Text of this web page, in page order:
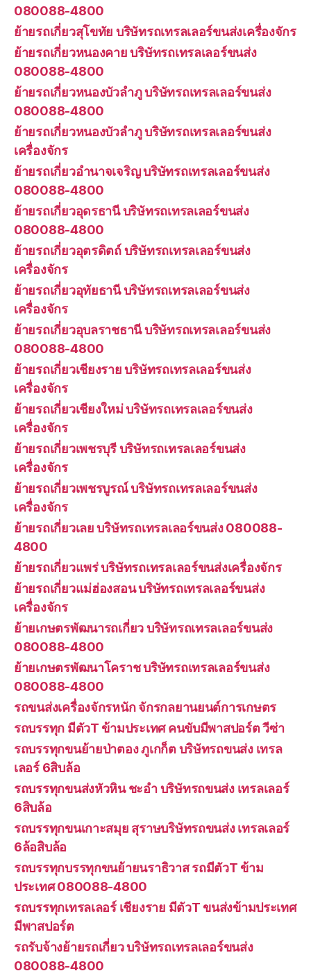
080088-4800
ย้ายรถเกี่ยวสุโขทัย บริษัทรถเทรลเลอร์ขนส่งเครื่องจักร
ย้ายรถเกี่ยวหนองคาย บริษัทรถเทรลเลอร์ขนส่ง
080088-4800
ย้ายรถเกี่ยวหนองบัวลำภู บริษัทรถเทรลเลอร์ขนส่ง
080088-4800
ย้ายรถเกี่ยวหนองบัวลำภู บริษัทรถเทรลเลอร์ขนส่ง
เครื่องจักร
ย้ายรถเกี่ยวอำนาจเจริญ บริษัทรถเทรลเลอร์ขนส่ง
080088-4800
ย้ายรถเกี่ยวอุดรธานี บริษัทรถเทรลเลอร์ขนส่ง
080088-4800
ย้ายรถเกี่ยวอุตรดิตถ์ บริษัทรถเทรลเลอร์ขนส่ง
เครื่องจักร
ย้ายรถเกี่ยวอุทัยธานี บริษัทรถเทรลเลอร์ขนส่ง
เครื่องจักร
ย้ายรถเกี่ยวอุบลราชธานี บริษัทรถเทรลเลอร์ขนส่ง
080088-4800
ย้ายรถเกี่ยวเชียงราย บริษัทรถเทรลเลอร์ขนส่ง
เครื่องจักร
ย้ายรถเกี่ยวเชียงใหม่ บริษัทรถเทรลเลอร์ขนส่ง
เครื่องจักร
ย้ายรถเกี่ยวเพชรบุรี บริษัทรถเทรลเลอร์ขนส่ง
เครื่องจักร
ย้ายรถเกี่ยวเพชรบูรณ์ บริษัทรถเทรลเลอร์ขนส่ง
เครื่องจักร
ย้ายรถเกี่ยวเลย บริษัทรถเทรลเลอร์ขนส่ง 080088-
4800
ย้ายรถเกี่ยวแพร่ บริษัทรถเทรลเลอร์ขนส่งเครื่องจักร
ย้ายรถเกี่ยวแม่ฮ่องสอน บริษัทรถเทรลเลอร์ขนส่ง
เครื่องจักร
ย้ายเกษตรพัฒนารถเกี่ยว บริษัทรถเทรลเลอร์ขนส่ง
080088-4800
ย้ายเกษตรพัฒนาโคราช บริษัทรถเทรลเลอร์ขนส่ง
080088-4800
รถขนส่งเครื่องจักรหนัก จักรกลยานยนต์การเกษตร
รถบรรทุก มีตัวT ข้ามประเทศ คนขับมีพาสปอร์ต วีซ่า
รถบรรทุกขนย้ายป่าตอง ภูเกก็ต บริษัทรถขนส่ง เทรล
เลอร์ 6สิบล้อ
รถบรรทุกขนส่งหัวหิน ชะอำ บริษัทรถขนส่ง เทรลเลอร์
6สิบล้อ
รถบรรทุกขนเกาะสมุย สุราษบริษัทรถขนส่ง เทรลเลอร์
6ล้อสิบล้อ
รถบรรทุกบรรทุกขนย้ายนราธิวาส รถมีตัวT ข้าม
ประเทศ 080088-4800
รถบรรทุกเทรลเลอร์ เชียงราย มีตัวT ขนส่งข้ามประเทศ
มีพาสปอร์ต
รถรับจ้างย้ายรถเกี่ยว บริษัทรถเทรลเลอร์ขนส่ง
080088-4800